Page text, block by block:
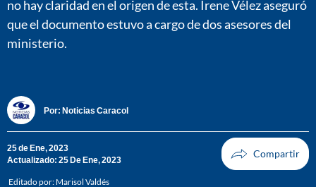
no hay claridad en el origen de esta. Irene Vélez aseguró
que el documento estuvo a cargo de dos asesores del
ministerio.
Por: Noticias Caracol
25 de Ene, 2023
Actualizado: 25 De Ene, 2023
Editado por: Marisol Valdés